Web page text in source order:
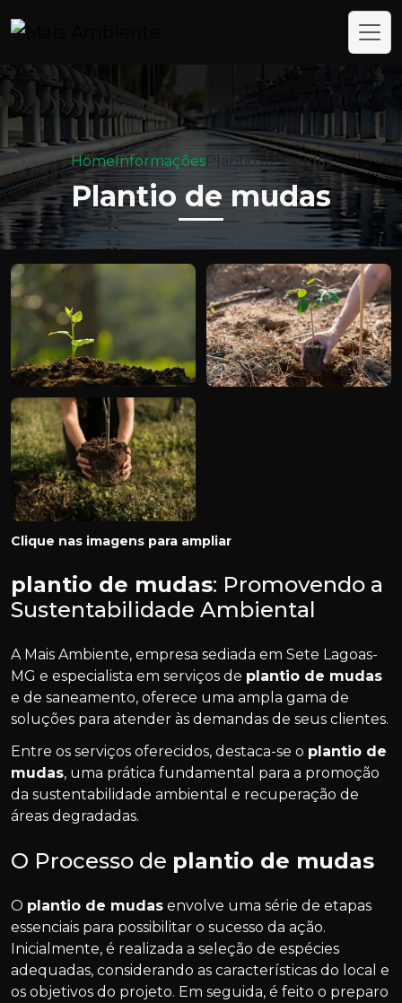
HomeInformaçõesPlantio de mudas
Plantio de mudas
Clique nas imagens para ampliar
plantio de mudas: Promovendo a
Sustentabilidade Ambiental
A Mais Ambiente, empresa sediada em Sete Lagoas-
MG e especialista em serviços de plantio de mudas
e de saneamento, oferece uma ampla gama de
soluções para atender às demandas de seus clientes.
Entre os serviços oferecidos, destaca-se o plantio de
mudas, uma prática fundamental para a promoção
da sustentabilidade ambiental e recuperação de
áreas degradadas.
O Processo de plantio de mudas
O plantio de mudas envolve uma série de etapas
essenciais para possibilitar o sucesso da ação.
Inicialmente, é realizada a seleção de espécies
adequadas, considerando as características do local e
os objetivos do projeto. Em seguida, é feito o preparo